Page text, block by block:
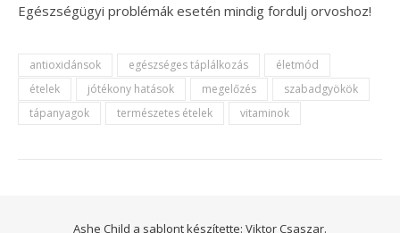
Egészségügyi problémák esetén mindig fordulj orvoshoz!
antioxidánsok egészséges táplálkozás
életmód
ételek
jótékony hatások megelőzés
szabadgyökök
tápanyagok
természetes ételek vitaminok
Ashe Child a sablont készítette: Viktor Csaszar.